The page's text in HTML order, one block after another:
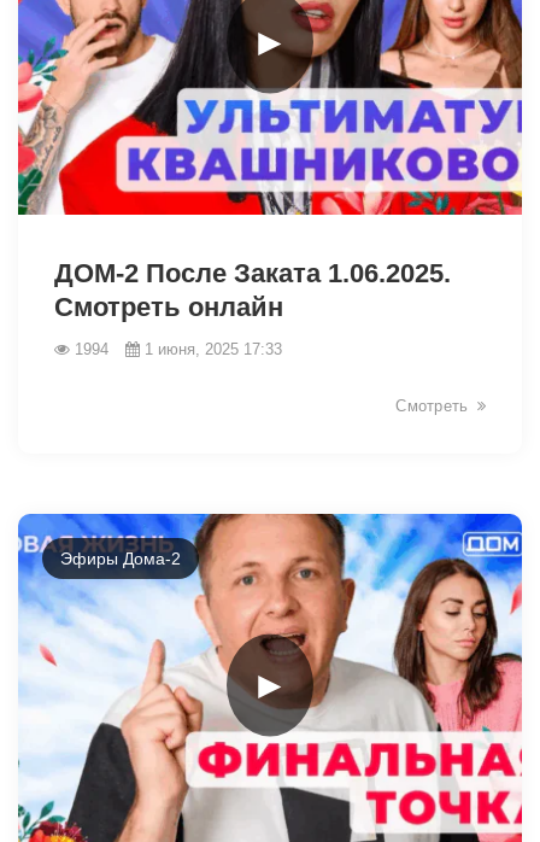
►
ДОМ-2 После Заката 1.06.2025.
Смотреть онлайн
1994 1 июня, 2025 17:33
Смотреть
►
Эфиры Дома-2